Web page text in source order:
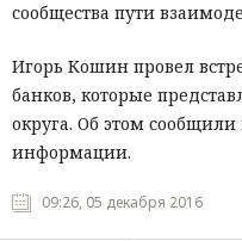
сообщества пути
Игорь Кошин провел
банков, которые
округа. Об этом
информации.
09:26, 05 декабря 2016